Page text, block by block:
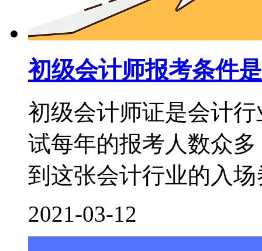
初级会计师报考条件
初级会计师证是会计
试每年的报考人数众
到这张会计行业的入
2021-03-12